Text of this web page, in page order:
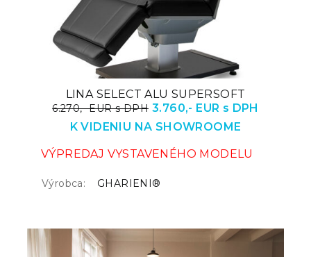
LINA SELECT ALU SUPERSOFT
6.270,- EUR s DPH 3.760,- EUR s DPH
K VIDENIU NA SHOWROOME
VÝPREDAJ VYSTAVENÉHO MODELU
Výrobca: GHARIENI®